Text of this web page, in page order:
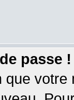
passe !
que